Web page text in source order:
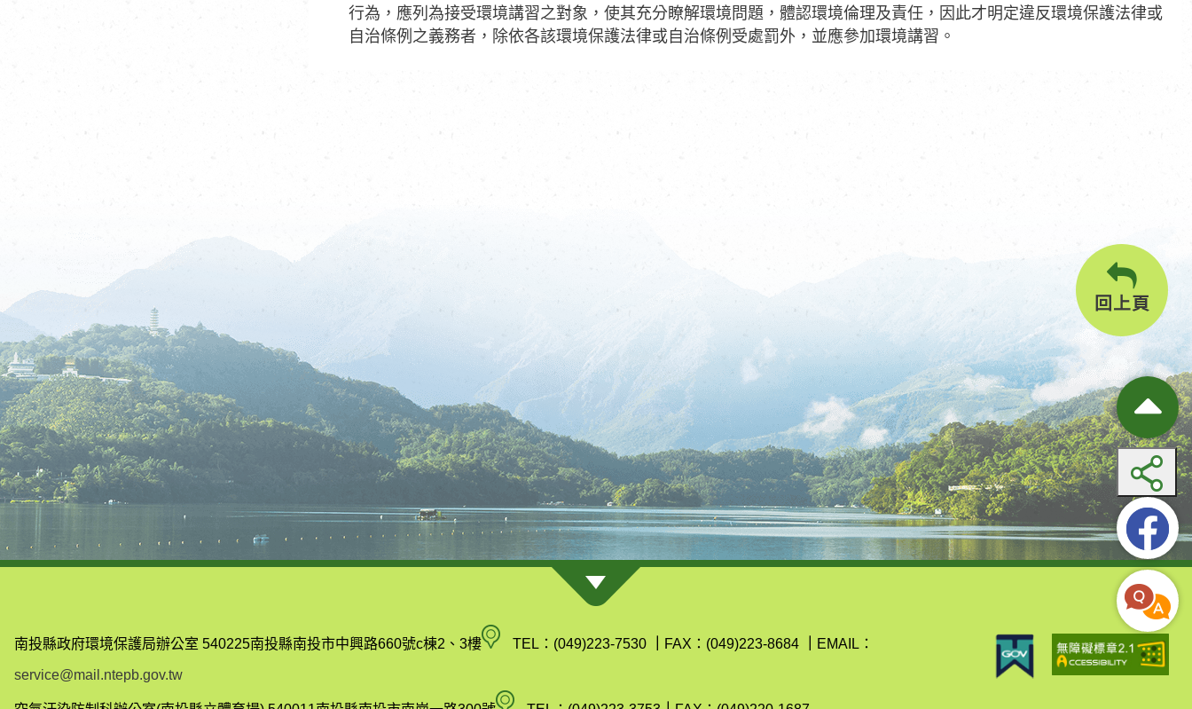
行為，應列為接受環境講習之對象，使其充分瞭解環境問題，體認環境倫理及責任，因此才明定違反環境保護法律或
自治條例之義務者，除依各該環境保護法律或自治條例受處罰外，並應參加環境講習。
回上頁
南投縣政府環境保護局辦公室 540225南投縣南投市中興路660號c棟2、3樓南
縣
TEL：(049)223-7530 FAX：(049)223-8684 EMAIL：
service@mail.ntepb.gov.tw
空